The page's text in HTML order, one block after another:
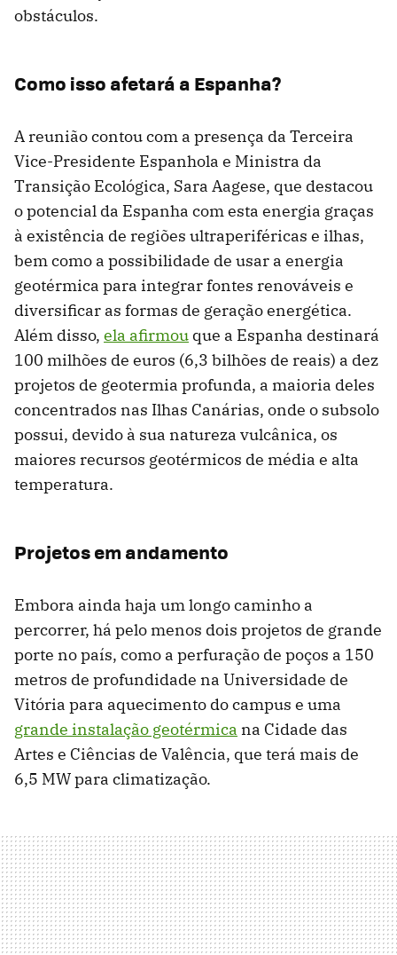
obstáculos.
Como isso afetará a Espanha?
A reunião contou com a presença da Terceira
Vice-Presidente Espanhola e Ministra da
Transição Ecológica, Sara Aagese, que destacou
o potencial da Espanha com esta energia graças
à existência de regiões ultraperiféricas e ilhas,
bem como a possibilidade de usar a energia
geotérmica para integrar fontes renováveis ​​e
diversificar as formas de geração energética.
Além disso, ela afirmou que a Espanha destinará
100 milhões de euros (6,3 bilhões de reais) a dez
projetos de geotermia profunda, a maioria deles
concentrados nas Ilhas Canárias, onde o subsolo
possui, devido à sua natureza vulcânica, os
maiores recursos geotérmicos de média e alta
temperatura.
Projetos em andamento
Embora ainda haja um longo caminho a
percorrer, há pelo menos dois projetos de grande
porte no país, como a perfuração de poços a 150
metros de profundidade na Universidade de
Vitória para aquecimento do campus e uma
grande instalação geotérmica na Cidade das
Artes e Ciências de Valência, que terá mais de
6,5 MW para climatização.